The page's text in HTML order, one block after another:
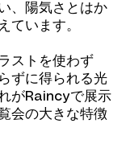
、陽気さとはか
ています。
ストを使わず
ずに得られる光
がRaincyで展示
会の大きな特徴